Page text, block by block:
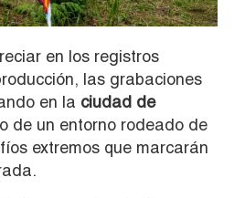
en los registros
las grabaciones
en la ciudad de
de un entorno rodeado de
extremos que marcarán